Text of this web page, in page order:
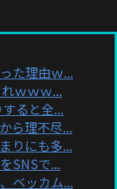
た理由ｗ...
ｗｗｗ...
ると全...
ら理不尽...
りにも多...
SNSで...
ベッカム...